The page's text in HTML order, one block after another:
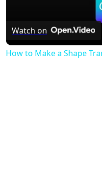
Watch on
How to Make a Shape